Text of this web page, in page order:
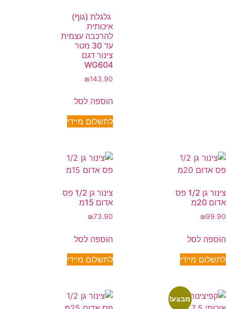
גלגלת (גוף)
איכותית
להרכבה עצמית
עד 30 מטר
צינור דגם
WG604
₪143.90
הוספה לסל
לתשלום מיידי
צינור גן 1/2 פס
אדום 20מ
₪99.90
הוספה לסל
לתשלום מיידי
צינור גן 1/2 פס
אדום 15מ
₪73.90
הוספה לסל
לתשלום מיידי
מבצע!